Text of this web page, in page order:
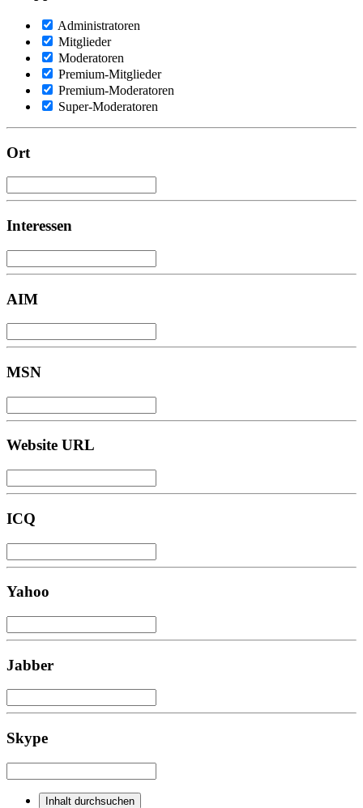
Administratoren
Mitglieder
Moderatoren
Premium-Mitglieder
Premium-Moderatoren
Super-Moderatoren
Ort
Interessen
AIM
MSN
Website URL
ICQ
Yahoo
Jabber
Skype
Inhalt durchsuchen